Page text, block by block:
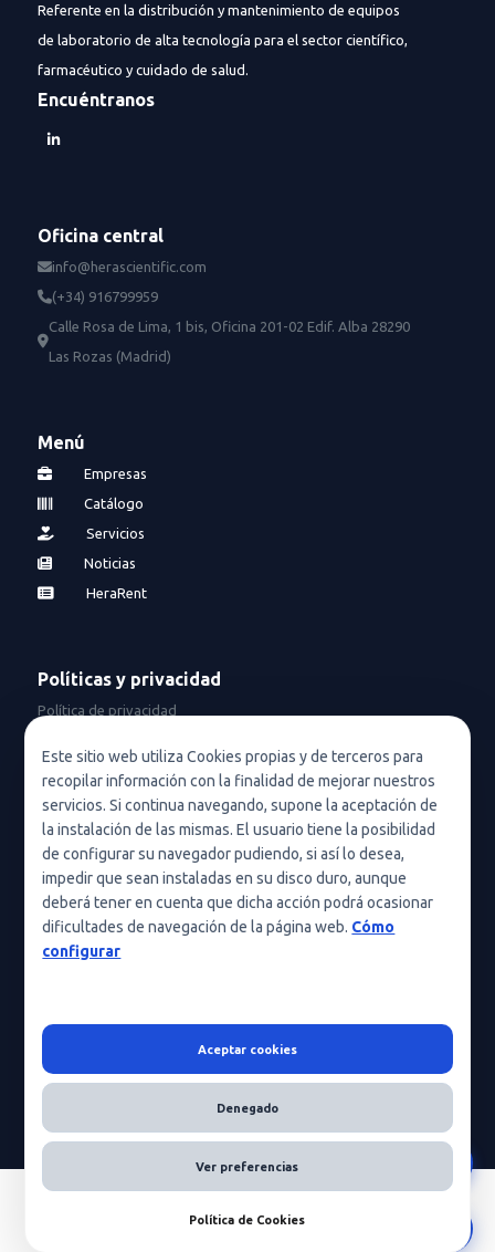
Este sitio web utiliza Cookies propias y de terceros para
recopilar información con la finalidad de mejorar nuestros
servicios. Si continua navegando, supone la aceptación de
la instalación de las mismas. El usuario tiene la posibilidad
de configurar su navegador pudiendo, si así lo desea,
impedir que sean instaladas en su disco duro, aunque
deberá tener en cuenta que dicha acción podrá ocasionar
dificultades de navegación de la página web. Cómo
configurar
Aceptar cookies
Denegado
Ver preferencias
Política de Cookies
Referente en la distribución y mantenimiento de equipos
de laboratorio de alta tecnología para el sector científico,
farmacéutico y cuidado de salud.
Encuéntranos
Oficina central
info@herascientific.com
(+34) 916799959
Calle Rosa de Lima, 1 bis, Oficina 201-02 Edif. Alba 28290
Las Rozas (Madrid)
Menú
Empresas
Catálogo
Servicios
Noticias
HeraRent
Políticas y privacidad
Política de privacidad
Política de privacidad en redes sociales
Condiciones de uso
Política de cookies (UE)
Política de cookies
Condiciones generales de contratación
Nota legal